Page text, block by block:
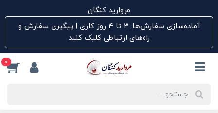
مروارید کنگان
آماده‌سازی سفارش‌ها: ۳ تا ۴ روز کاری | پیگیری سفارش و
راه‌های ارتباطی کلیک کنید
0